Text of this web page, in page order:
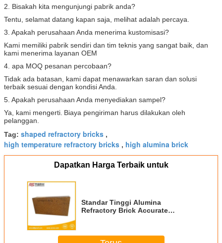
2. Bisakah kita mengunjungi pabrik anda?
Tentu, selamat datang kapan saja, melihat adalah percaya.
3. Apakah perusahaan Anda menerima kustomisasi?
Kami memiliki pabrik sendiri dan tim teknis yang sangat baik, dan
kami menerima layanan OEM
4. apa MOQ pesanan percobaan?
Tidak ada batasan, kami dapat menawarkan saran dan solusi
terbaik sesuai dengan kondisi Anda.
5. Apakah perusahaan Anda menyediakan sampel?
Ya, kami mengerti. Biaya pengiriman harus dilakukan oleh
pelanggan.
Tag: shaped refractory bricks ,
high temperature refractory bricks , high alumina brick
Dapatkan Harga Terbaik untuk
Standar Tinggi Alumina
Refractory Brick Accurate